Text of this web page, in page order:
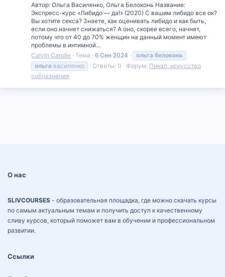
Автор: Ольга Василенко, Ольга Белоконь Название:
Экспресс-курс «Либидо — да!» (2020) С вашим либидо все ок?
Вы хотите секса? Знаете, как оценивать либидо и как быть,
если оно начнет снижаться? А оно, скорее всего, начнет,
потому что от 40 до 70% женщин на данный момент имеют
проблемы в интимной...
Calvin Candie Тема 6 Сен 2024 ольга белоконь
ольга василенко Ответы: 0 Форум: Пикап, искусство
соблазнения
О нас
SLIVCOURSES - образовательная площадка, где можно скачать курсы
по самым актуальным темам и получить доступ к качественному
сливу курсов, который поможет вам в обучении и профессиональном
развитии.
Ссылки